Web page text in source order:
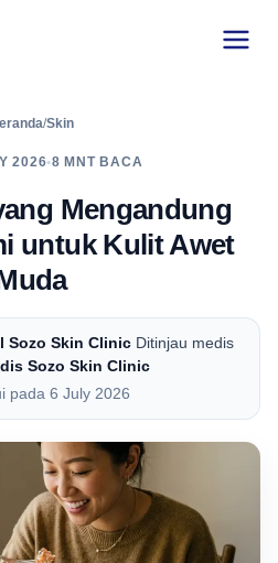
/Skin
2026•8 MNT BACA
Mengandung
untuk Kulit Awet
Sozo Skin Clinic Ditinjau medis
Sozo Skin Clinic
pada 6 July 2026